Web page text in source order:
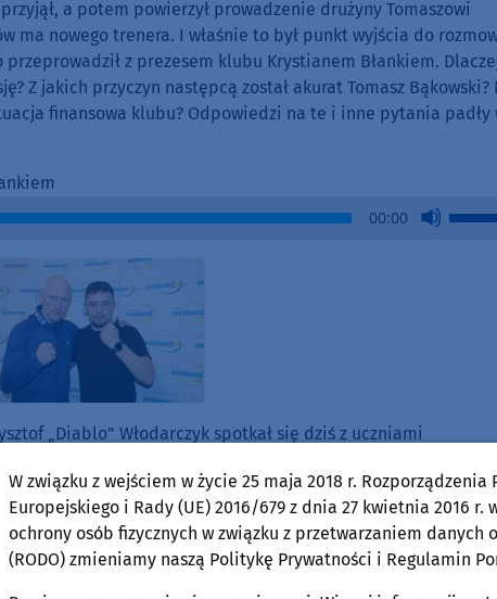
a potem powierzył prowadzenie drużyny Tomaszowi
ma nowego trenera. I właśnie to był punkt wyjścia do
z prezesem klubu Krystianem Błankiem.
Z jakich przyczyn następcą został akurat Tomasz Bąkowski?
finansowa klubu? Odpowiedzi na te i inne pytania padły
00:00
Use
„Diablo” Włodarczyk spotkał się dziś z uczniami
studio Weekend FM. W rozmowie z Wojciechem Piepiorką
końcówkę kariery czy ewentualnej walce z Nikodemem
o nauce wyniesionej z dwukrotnego pobytu w więzieniu,
związanych z Chojnicami. A w bonusie możecie
przeprowadził z utytułowanym pięściarzem nieco wcześniej
W związku z wejściem w życie 25 maja 2018 r. Rozporządzenia
Europejskiego i Rady (UE) 2016/679 z dnia 27 kwietnia 2016 r.
ochrony osób fizycznych w związku z przetwarzaniem danych
(RODO) zmieniamy naszą Politykę Prywatności i Regulamin